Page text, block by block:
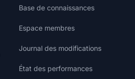
Base de connaissances
Espace membres
Journal des modifications
État des performances